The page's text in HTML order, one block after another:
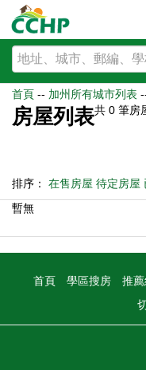
首頁 -- 加州所有城市列表
房屋列表共 0 筆房
排序： 在售房屋 待定房屋
暫無
首頁 學區搜房 推